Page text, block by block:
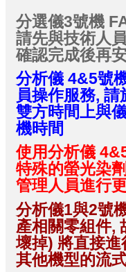
分選儀3號機
請先與技術人
確認完成後再
分析儀 4&5號
員操作服務,
雙方時間上與
機時間
使用分析儀
特殊的螢光染
管理人員進行
分析儀1與2號
產相關零組件,
壞掉) 將直接
其他機型的流